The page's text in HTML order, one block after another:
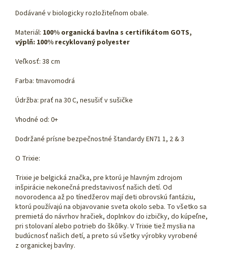
Dodávané v biologicky rozložiteľnom obale.
Materiál: 100% organická bavlna s certifikátom GOTS,
výplň: 100% recyklovaný polyester
Veľkosť: 38 cm
Farba: tmavomodrá
Údržba: prať na 30 C, nesušiť v sušičke
Vhodné od: 0+
Dodržané prísne bezpečnostné štandardy EN71 1, 2 & 3
O Trixie:
Trixie je belgická značka, pre ktorú je hlavným zdrojom
inšpirácie nekonečná predstavivosť našich detí. Od
novorodenca až po tínedžerov mají deti obrovskú fantáziu,
ktorú používajú na objavovanie sveta okolo seba. To všetko sa
premietá do návrhov hračiek, doplnkov do izbičky, do kúpeľne,
pri stolovaní alebo potrieb do škôlky. V Trixie tiež myslia na
budúcnosť našich detí, a preto sú všetky výrobky vyrobené
z organickej bavlny.